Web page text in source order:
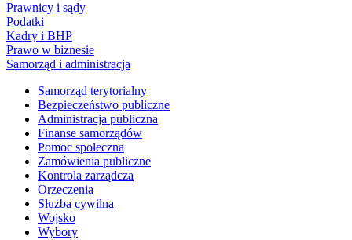
Prawnicy i sądy
Podatki
Kadry i BHP
Prawo w biznesie
Samorząd i administracja
Samorząd terytorialny
Bezpieczeństwo publiczne
Administracja publiczna
Finanse samorządów
Pomoc społeczna
Zamówienia publiczne
Kontrola zarządcza
Orzeczenia
Służba cywilna
Wojsko
Wybory